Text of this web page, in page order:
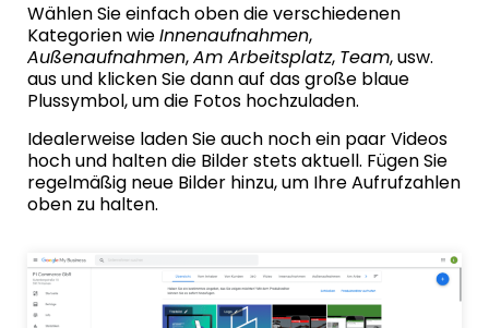
Wählen Sie einfach oben die verschiedenen
Kategorien wieInnenaufnahmen,
Außenaufnahmen,Am Arbeitsplatz, Team, usw.
aus und klicken Sie dann auf das große blaue
Plussymbol, um die Fotos hochzuladen.
Idealerweise laden Sie auch noch ein paar Videos
hoch und halten die Bilder stets aktuell. Fügen Sie
regelmäßig neue Bilder hinzu, um Ihre Aufrufzahlen
oben zu halten.